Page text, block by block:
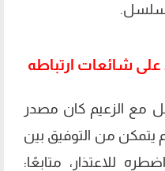
على شائعات ارتباطه
مع الزعيم كان مصدر
يتمكن من التوفيق بين
للاعتذار، متابعًا: